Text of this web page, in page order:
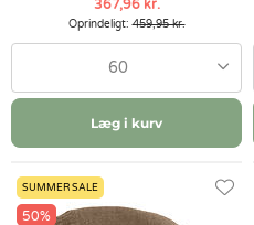
367,96 kr.
Oprindeligt:459,95 kr.
60
Læg i kurv
SUMMER SALE
50%